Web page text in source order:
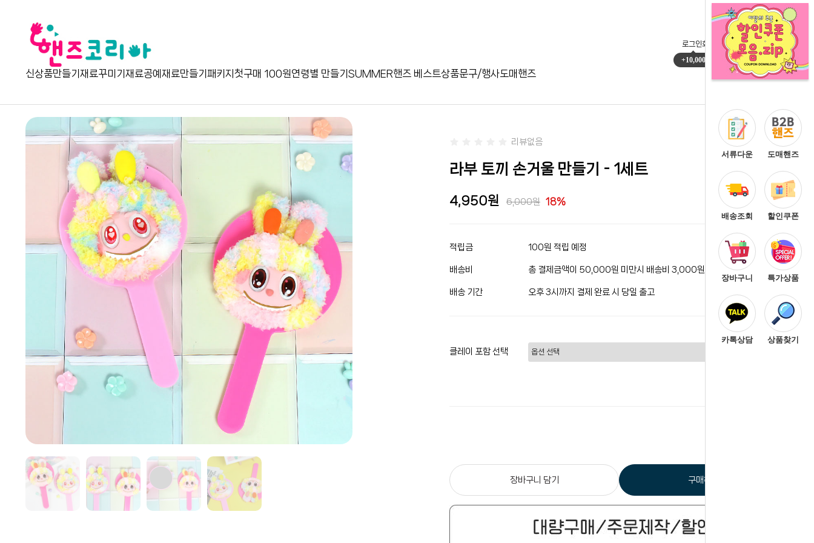
로그인회원가입
+10,000
마이페이지 주문배송
신상품만들기재료꾸미기재료공예재료만들기패키지 첫구매 100원연령별 만들기 SUMMER핸즈 베스트상품문구/행사도매핸즈 0
서류다운 도매핸즈
배송조회 할인쿠폰
장바구니 특가상품
카톡상담 상품찾기
리뷰없음
라부 토끼 손거울 만들기 - 1세트
4,950 6,000 18%
적립금 100원 적립 예정
배송비 총 결제금액이 50,000원 미만시 배송비 3,000원이 청구됩니다.
배송 기간 오후 3시까지 결제 완료 시 당일 출고
클레이 포함 선택
장바구니 담기 구매하기